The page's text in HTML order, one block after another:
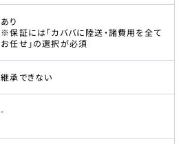
あり
※保証には「カババに陸送・諸費用を全て
お任せ」の選択が必須
継承できない
-